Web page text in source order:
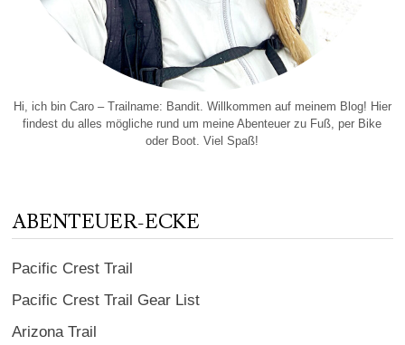
Hi, ich bin Caro – Trailname: Bandit. Willkommen auf meinem Blog! Hier
findest du alles mögliche rund um meine Abenteuer zu Fuß, per Bike
oder Boot. Viel Spaß!
ABENTEUER-ECKE
Pacific Crest Trail
Pacific Crest Trail Gear List
Arizona Trail